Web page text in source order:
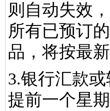
则自动失效
所有已预订
品，将按最
3.银行汇款
提前一个星